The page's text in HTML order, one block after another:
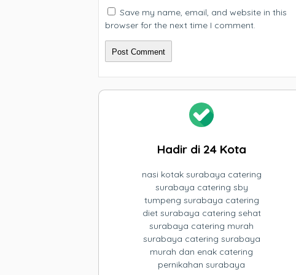
Save my name, email, and website in this
browser for the next time I comment.
Hadir di 24 Kota
nasi kotak surabaya catering
surabaya catering sby
tumpeng surabaya catering
diet surabaya catering sehat
surabaya catering murah
surabaya catering surabaya
murah dan enak catering
pernikahan surabaya